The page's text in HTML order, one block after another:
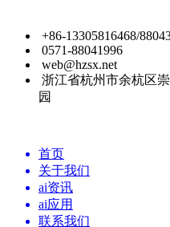
+86-13305816468/
0571-88041996
web@hzsx.net
浙江省杭州市余杭区
园
首页
关于我们
ai资讯
ai应用
联系我们